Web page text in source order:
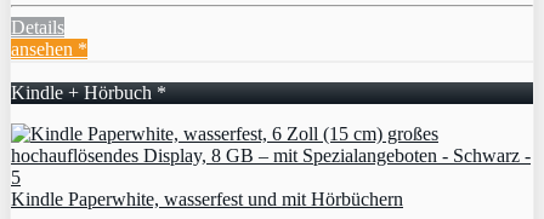
Details
ansehen *
Kindle + Hörbuch *
Kindle Paperwhite, wasserfest und mit Hörbüchern